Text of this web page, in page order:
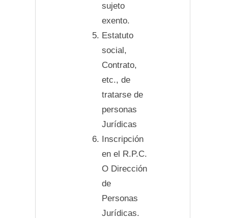
sujeto
exento.
Estatuto
social,
Contrato,
etc., de
tratarse de
personas
Jurídicas
Inscripción
en el R.P.C.
O Dirección
de
Personas
Jurídicas.